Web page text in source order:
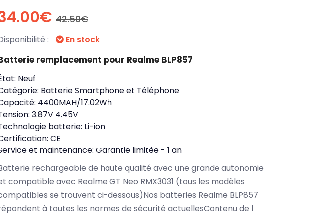
42.50€
: En stock
remplacement pour Realme BLP857
Neuf
Batterie Smartphone et Téléphone
4400MAH/17.02Wh
3.87V 4.45V
batterie: Li-ion
CE
et maintenance: Garantie limitée - 1 an
rechargeable de haute qualité avec une grande autonomie
compatible avec Realme GT Neo RMX3031 (tous les modèles
se trouvent ci-dessous)Nos batteries Realme BLP857
à toutes les normes de sécurité actuellesContenu de l